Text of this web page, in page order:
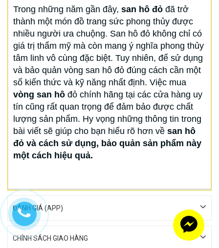
Trong những năm gần đây, san hô đỏ đã trở
thành một món đồ trang sức phong thủy được
nhiều người ưa chuộng. San hô đỏ không chỉ có
giá trị thẩm mỹ mà còn mang ý nghĩa phong thủy
tâm linh vô cùng đặc biệt. Tuy nhiên, để sử dụng
và bảo quản vòng san hô đỏ đúng cách cần một
số kiến thức và kỹ năng nhất định. Việc mua
vòng san hô đỏ chính hãng tại các cửa hàng uy
tín cũng rất quan trọng để đảm bảo được chất
lượng sản phẩm. Hy vọng những thông tin trong
bài viết sẽ giúp cho bạn hiểu rõ hơn về san hô
đỏ và cách sử dụng, bảo quản sản phẩm này
một cách hiệu quả.
ĐÁNH GIÁ (APP)
CHÍNH SÁCH GIAO HÀNG